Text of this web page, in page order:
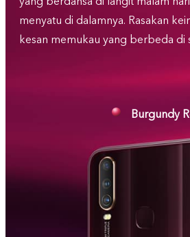
menyatu di dalamnya. Rasakan
kesan memukau yang berbeda di
Burgundy